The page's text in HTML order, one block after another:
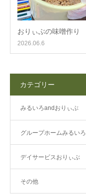
おりぃぶの味噌作り
2026.06.6
カテゴリー
みるいろandおりぃぶ
グループホームみるいろ
デイサービスおりぃぶ
その他